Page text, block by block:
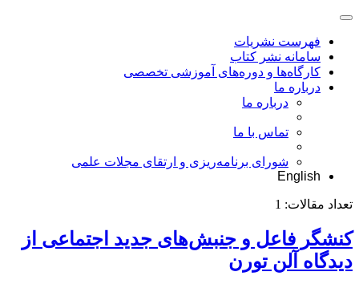
فهرست نشریات
سامانه نشر کتاب
کارگاه‌ها و دوره‌های آموزشی تخصصی
درباره ما
درباره ما
تماس با ما
شورای برنامه‌ریزی و ارتقای مجلات علمی
English
تعداد مقالات: 1
کنشگر فاعل و جنبش‌های جدید اجتماعی از
دیدگاه آلن تورن